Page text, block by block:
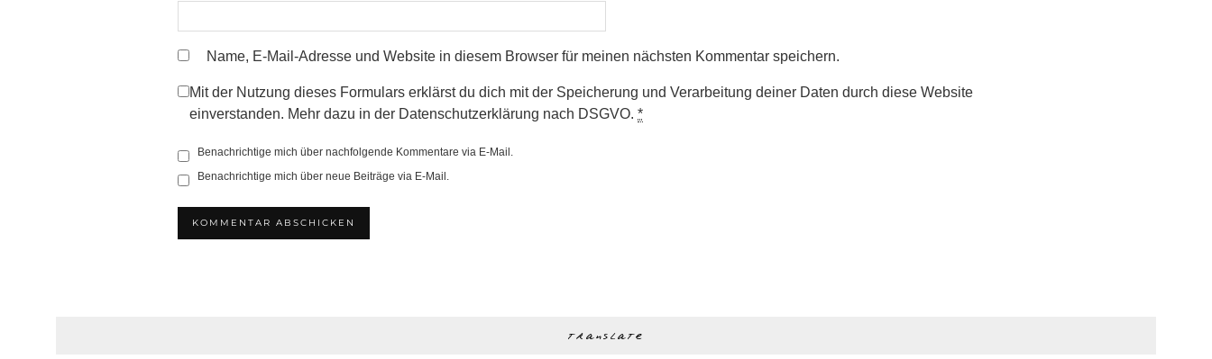
Name, E-Mail-Adresse und Website in diesem Browser für meinen nächsten Kommentar speichern.
Mit der Nutzung dieses Formulars erklärst du dich mit der Speicherung und Verarbeitung deiner Daten durch diese Website
einverstanden. Mehr dazu in der Datenschutzerklärung nach DSGVO. *
Benachrichtige mich über nachfolgende Kommentare via E-Mail.
Benachrichtige mich über neue Beiträge via E-Mail.
translate